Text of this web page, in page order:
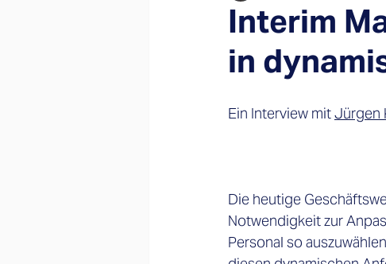
Interim
in
Ein Interview mit Jürgen
Die heutige
Notwendigkeit zur
Personal so